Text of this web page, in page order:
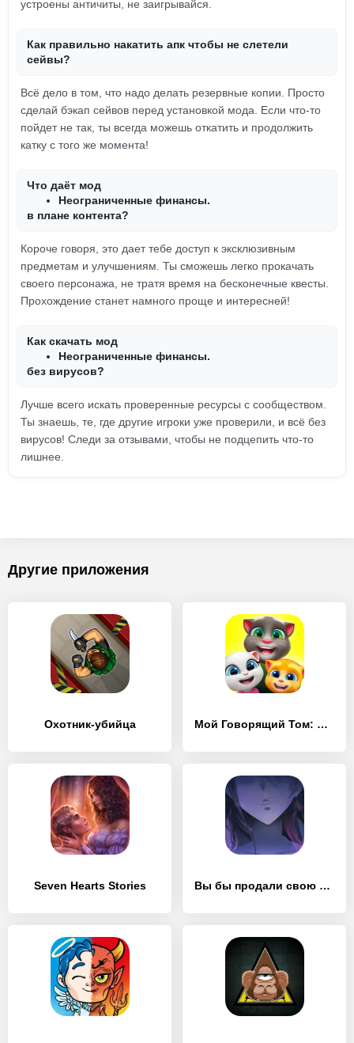
устроены античиты, не заигрывайся.
Как правильно накатить апк чтобы не слетели
сейвы?
Всё дело в том, что надо делать резервные копии. Просто
сделай бэкап сейвов перед установкой мода. Если что-то
пойдет не так, ты всегда можешь откатить и продолжить
катку с того же момента!
Что даёт мод
Неограниченные финансы.
в плане контента?
Короче говоря, это дает тебе доступ к эксклюзивным
предметам и улучшениям. Ты сможешь легко прокачать
своего персонажа, не тратя время на бесконечные квесты.
Прохождение станет намного проще и интересней!
Как скачать мод
Неограниченные финансы.
без вирусов?
Лучше всего искать проверенные ресурсы с сообществом.
Ты знаешь, те, где другие игроки уже проверили, и всё без
вирусов! Следи за отзывами, чтобы не подцепить что-то
лишнее.
Другие приложения
Охотник-убийца Мой Говорящий Том: Друзья
Seven Hearts Stories Вы бы продали свою душу?новела